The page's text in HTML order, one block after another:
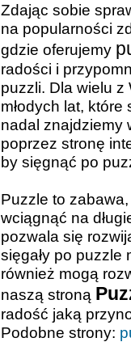
Zdając sobie
na popularności
gdzie oferujemy
radości i
puzzli. Dla wielu
młodych lat,
nadal znajdziemy
poprzez stronę
by sięgnąć po
Puzzle to
wciągnąć na
pozwala się
sięgały po
również mogą
naszą stroną
radość jaką
Podobne strony: